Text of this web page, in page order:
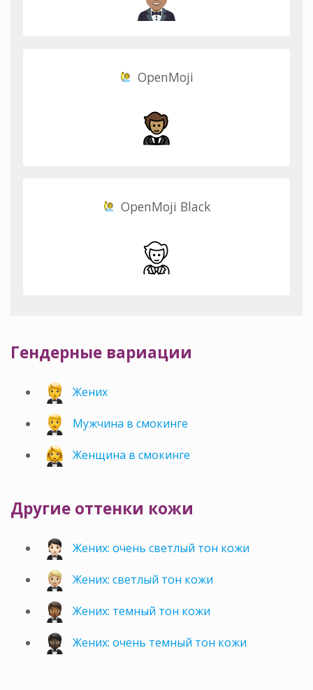
OpenMoji
OpenMoji Black
Гендерные вариации
Жених
Мужчина в смокинге
Женщина в смокинге
Другие оттенки кожи
Жених: очень светлый тон кожи
Жених: светлый тон кожи
Жених: темный тон кожи
Жених: очень темный тон кожи